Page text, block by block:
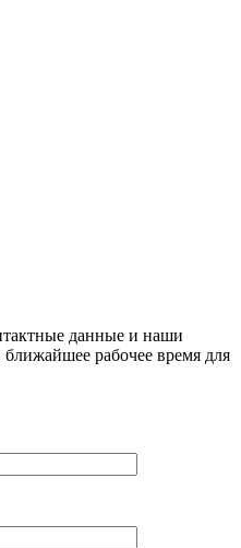
данные и наши
рабочее время для